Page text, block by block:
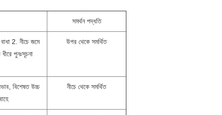
সমর্থন পদ্ধতি
2. নীচে জমে
পুনঃসূচনা
উপর থেকে সমর্থিত
বিশেষত উচ্চ
নীচে থেকে সমর্থিত